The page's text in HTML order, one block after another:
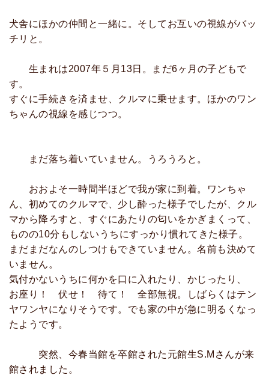
犬舎にほかの仲間と一緒に。そしてお互いの視線がバッ
チリと。
生まれは2007年５月13日。まだ6ヶ月の子どもで
す。
すぐに手続きを済ませ、クルマに乗せます。ほかのワン
ちゃんの視線を感じつつ。
まだ落ち着いていません。うろうろと。
おおよそ一時間半ほどで我が家に到着。ワンちゃ
ん、初めてのクルマで、少し酔った様子でしたが、クル
マから降ろすと、すぐにあたりの匂いをかぎまくって、
ものの10分もしないうちにすっかり慣れてきた様子。
まだまだなんのしつけもできていません。名前も決めて
いません。
気付かないうちに何かを口に入れたり、かじったり、
お座り！ 伏せ！ 待て！ 全部無視。しばらくはテン
ヤワンヤになりそうです。でも家の中が急に明るくなっ
たようです。
突然、今春当館を卒館された元館生S.Mさんが来
館されました。